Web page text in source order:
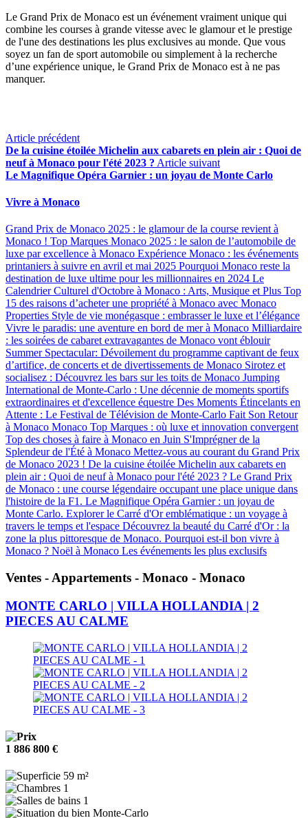
Le Grand Prix de Monaco est un événement vraiment unique qui
combine les courses à grande vitesse avec le glamour et le prestige
de l'une des destinations les plus exclusives au monde. Que vous
soyez un fan de sport automobile ou simplement à la recherche
d’une expérience unique, le Grand Prix de Monaco est à ne pas
manquer.
Article précédent
De la cuisine étoilée Michelin aux cabarets en plein air : Quoi de
neuf à Monaco pour l'été 2023 ? Article suivant
Le Magnifique Opéra Garnier : un joyau de Monte Carlo
Vivre à Monaco
Grand Prix de Monaco 2025 : le glamour de la course revient à
Monaco ! Top Marques Monaco 2025 : le salon de l’automobile de
luxe par excellence à Monaco Expérience Monaco : les événements
printaniers à suivre en avril et mai 2025 Pourquoi Monaco reste la
destination de luxe ultime pour les millionnaires en 2024 Le
Calendrier Culturel d'Octobre à Monaco : Arts, Musique et Plus Top
15 des raisons d’acheter une propriété à Monaco avec Monaco
Properties Style de vie monégasque : embrasser le luxe et l’élégance
Vivre le paradis: une aventure en bord de mer à Monaco Milliardaire
: les soirées de cabaret extravagantes de Monaco vont éblouir
Summer Spectacular: Dévoilement du programme captivant de feux
d’artifice, de concerts et de divertissements de Monaco Sirotez et
socialisez : Découvrez les bars sur les toits de Monaco Jumping
International de Monte-Carlo : Une décennie de moments sportifs
extraordinaires et d'excellence équestre Des Moments Étincelants en
Attente : Le Festival de Télévision de Monte-Carlo Fait Son Retour
à Monaco Monaco Top Marques : où luxe et innovation convergent
Top des choses à faire à Monaco en Juin S'Imprégner de la
Splendeur de l'Été à Monaco Mettez-vous au courant du Grand Prix
de Monaco 2023 ! De la cuisine étoilée Michelin aux cabarets en
plein air : Quoi de neuf à Monaco pour l'été 2023 ? Le Grand Prix
de Monaco : une course légendaire occupant une place unique dans
l'histoire de la F1. Le Magnifique Opéra Garnier : un joyau de
Monte Carlo. Explorer le Carré d'Or emblématique : un voyage à
travers le temps et l'espace Découvrez la beauté du Carré d'Or : la
zone la plus pittoresque de Monaco. Pourquoi est-il bon vivre à
Monaco ? Noël à Monaco Les événements les plus exclusifs
Ventes - Appartements - Monaco - Monaco
MONTE CARLO | VILLA HOLLANDIA | 2
PIECES AU CALME
1 886 800 €
59 m²
1
1
Monte-Carlo